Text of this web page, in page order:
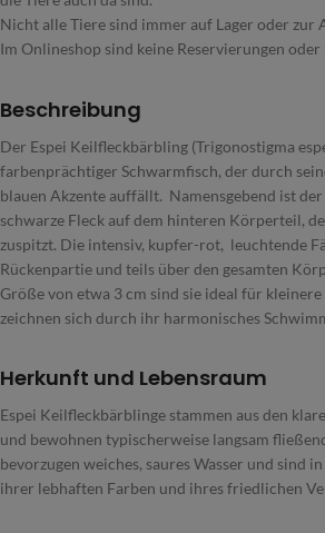
Nicht alle Tiere sind immer auf Lager oder zur
Im Onlineshop sind keine Reservierungen
Beschreibung
Der Espei Keilfleckbärbling (Trigonostigma
farbenprächtiger Schwarmfisch, der durch
blauen Akzente auffällt. Namensgebend ist
schwarze Fleck auf dem hinteren Körperteil,
zuspitzt. Die intensiv, kupfer-rot, leuchtende
Rückenpartie und teils über den gesamten
Größe von etwa 3 cm sind sie ideal für
zeichnen sich durch ihr harmonisches
Herkunft und Lebensraum
Espei Keilfleckbärblinge stammen aus den
und bewohnen typischerweise langsam
bevorzugen weiches, saures Wasser und sind
ihrer lebhaften Farben und ihres friedlichen